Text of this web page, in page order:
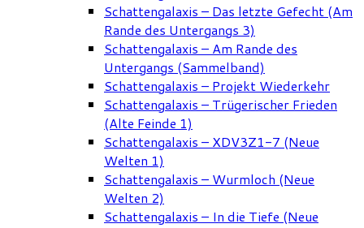
Schattengalaxis – Das letzte Gefecht (Am
Rande des Untergangs 3)
Schattengalaxis – Am Rande des
Untergangs (Sammelband)
Schattengalaxis – Projekt Wiederkehr
Schattengalaxis – Trügerischer Frieden
(Alte Feinde 1)
Schattengalaxis – XDV3Z1-7 (Neue
Welten 1)
Schattengalaxis – Wurmloch (Neue
Welten 2)
Schattengalaxis – In die Tiefe (Neue